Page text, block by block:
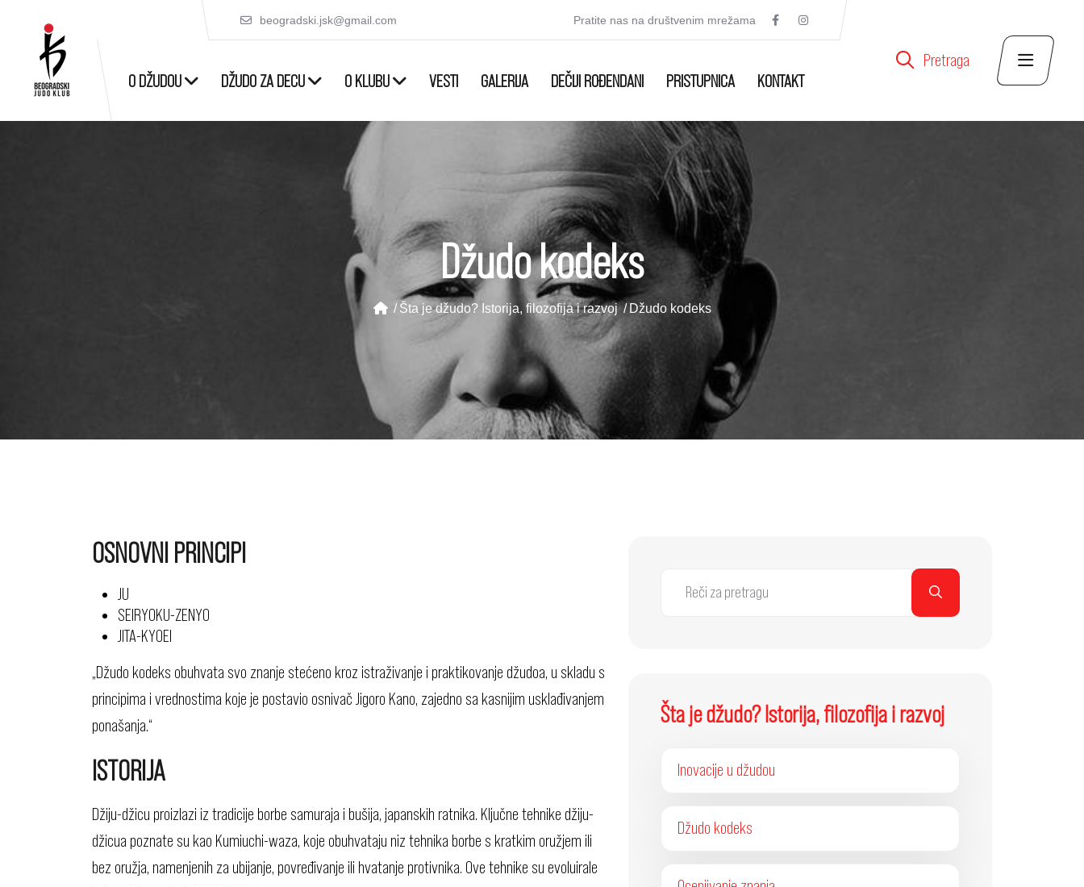
beogradski.jsk@gmail.com Pratite nas na društvenim mrežama
O DŽUDOU DŽUDO ZA DECU O KLUBU VESTI GALERIJA DEČIJI ROĐENDANI PRISTUPNICA KONTAKT
Pretraga
Džudo kodeks
Šta je džudo? Istorija, filozofija i razvoj Džudo kodeks
OSNOVNI PRINCIPI
JU
SEIRYOKU-ZENYO
JITA-KYOEI
„Džudo kodeks obuhvata svo znanje stećeno kroz istraživanje i praktikovanje džudoa, u skladu s
principima i vrednostima koje je postavio osnivač Jigoro Kano, zajedno sa kasnijim usklađivanjem
ponašanja.“
ISTORIJA
Džiju-džicu proizlazi iz tradicije borbe samuraja i bušija, japanskih ratnika. Ključne tehnike džiju-
džicua poznate su kao Kumiuchi-waza, koje obuhvataju niz tehnika borbe s kratkim oružjem ili
bez oružja, namenjenih za ubijanje, povređivanje ili hvatanje protivnika. Ove tehnike su evoluirale
Šta je džudo? Istorija, filozofija i razvoj
Inovacije u džudou
Džudo kodeks